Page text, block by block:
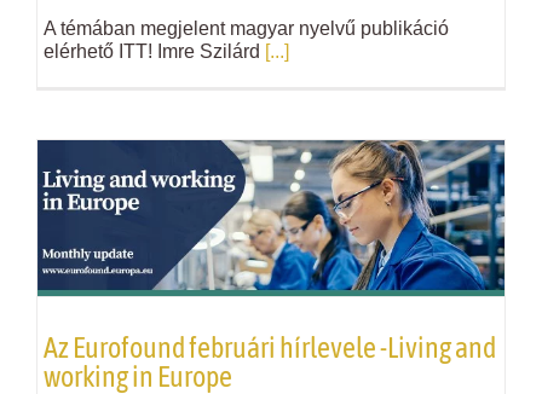
A témában megjelent magyar nyelvű publikáció
elérhető ITT! Imre Szilárd [...]
Az Eurofound februári hírlevele -Living and
working in Europe